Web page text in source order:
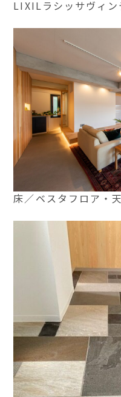
LIXILラシッサヴィン
床／ベスタフロア・